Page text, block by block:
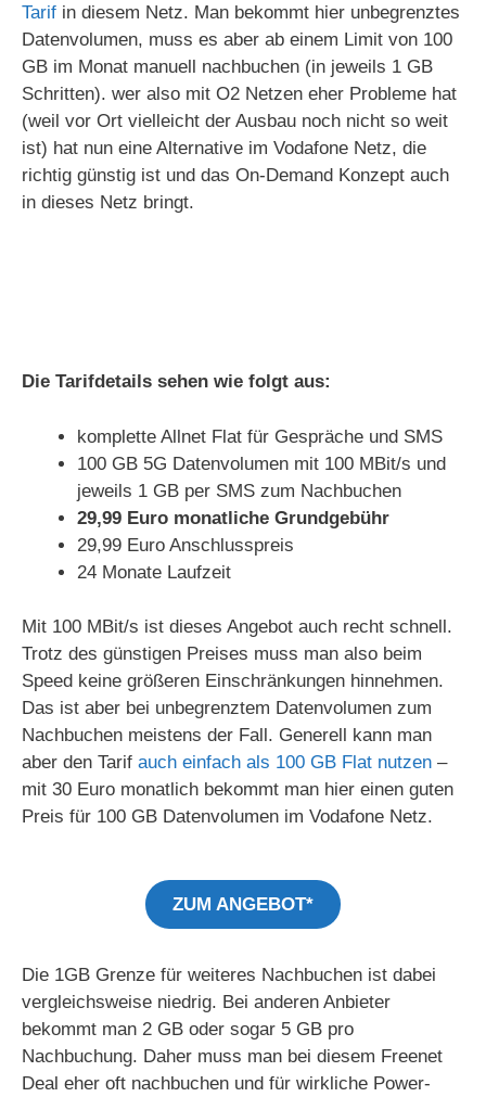
Tarif in diesem Netz. Man bekommt hier unbegrenztes
Datenvolumen, muss es aber ab einem Limit von 100
GB im Monat manuell nachbuchen (in jeweils 1 GB
Schritten). wer also mit O2 Netzen eher Probleme hat
(weil vor Ort vielleicht der Ausbau noch nicht so weit
ist) hat nun eine Alternative im Vodafone Netz, die
richtig günstig ist und das On-Demand Konzept auch
in dieses Netz bringt.
Die Tarifdetails sehen wie folgt aus:
komplette Allnet Flat für Gespräche und SMS
100 GB 5G Datenvolumen mit 100 MBit/s und
jeweils 1 GB per SMS zum Nachbuchen
29,99 Euro monatliche Grundgebühr
29,99 Euro Anschlusspreis
24 Monate Laufzeit
Mit 100 MBit/s ist dieses Angebot auch recht schnell.
Trotz des günstigen Preises muss man also beim
Speed keine größeren Einschränkungen hinnehmen.
Das ist aber bei unbegrenztem Datenvolumen zum
Nachbuchen meistens der Fall. Generell kann man
aber den Tarif auch einfach als 100 GB Flat nutzen –
mit 30 Euro monatlich bekommt man hier einen guten
Preis für 100 GB Datenvolumen im Vodafone Netz.
ZUM ANGEBOT*
Die 1GB Grenze für weiteres Nachbuchen ist dabei
vergleichsweise niedrig. Bei anderen Anbieter
bekommt man 2 GB oder sogar 5 GB pro
Nachbuchung. Daher muss man bei diesem Freenet
Deal eher oft nachbuchen und für wirkliche Power-